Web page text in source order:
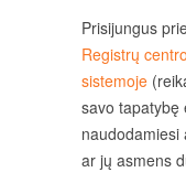
Prisijungus
Registrų
sistemoje
savo tapatybę
naudodamiesi
ar jų asmens